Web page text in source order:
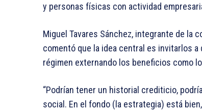
y personas físicas con actividad
Miguel Tavares Sánchez, integrante de la
comentó que la idea central es invitarlos
régimen externando los beneficios como
“Podrían tener un historial crediticio,
social. En el fondo (la estrategia) está